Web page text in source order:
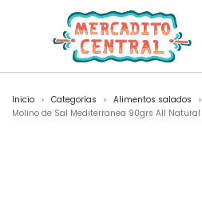
Inicio > Categorías > Alimentos salados >
Molino de Sal Mediterranea 90grs All Natural